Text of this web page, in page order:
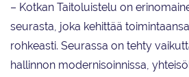
– Kotkan Taitoluistelu on
seurasta, joka kehittää
rohkeasti. Seurassa on tehty
hallinnon modernisoinnissa,